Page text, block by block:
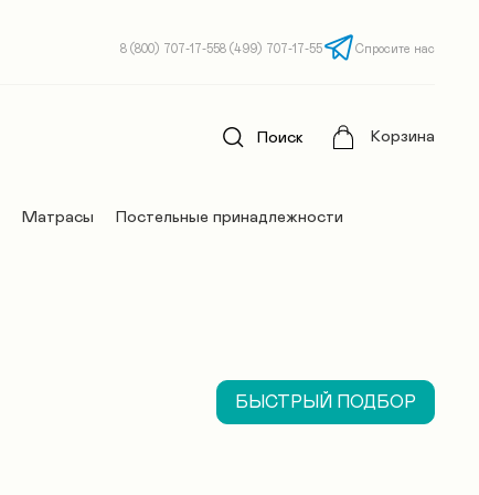
8 (800) 707-17-558 (499) 707-17-55 Спросите нас
Поиск Корзина
Матрасы Постельные принадлежности
БЫСТРЫЙ ПОДБОР